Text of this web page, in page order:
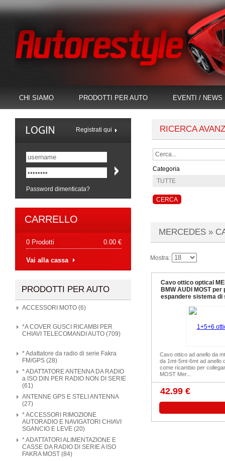
CHI SIAMO PRODOTTI PER AUTO EVENTI / NEWS
PRODOTTI PER AUTO
ACCESSORI MOTO (6)
*A COVER GUSCI RICAMBI PER
CHIAVI TELECOMANDI AUTO (709)
* Adattatore da radio di serie Fakra
FM/GPS (28)
* ADATTATORE ANTENNA DA RADIO
a ISO DIN PER RADIO NON DI SERIE
(61)
ANTENNE GPS E STELI ANTENNA
(27)
* ACCESSORI RIMOZIONE
AUTORADIO E NAVIGATORI CHIAVI
SGANCIO E LEVE (20)
* ADATTATORI ALIMENTAZIONE E
CASSE DA RADIO DI SERIE A ISO
FAKRA MOST (84)
Password dimenticata?
Registrati qui
CARRELLO
0 Prodotti 0.00 €
Vai alla cassa
MERCEDES »
RICERCA
Categoria
Mostra:
Cavo ottico optical
BMW AUDI MOST per
espandere sistema di
Cavo ottico ad anello da
da 1mt-5mt-6mt ad anello
come ricambio per
MOST Mer...
42.99 €